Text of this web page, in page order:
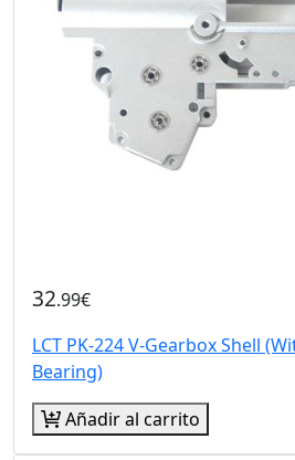
32.99€
LCT PK-224 V-Gearbox Shell
Bearing)
Añadir al carrito